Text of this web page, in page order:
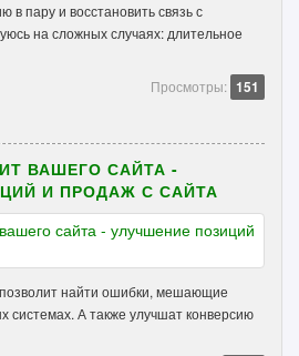
в пару и восстановить связь с
на сложных случаях: длительное
Просмотры: 151
ВАШЕГО САЙТА -
И ПРОДАЖ С САЙТА
найти ошибки, мешающие
системах. А также улучшат конверсию